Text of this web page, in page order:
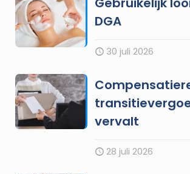
DGA
30 juli 2026
vervalt
28 juli 2026